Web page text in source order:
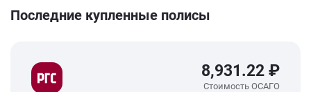
Последние купленные полисы
8,931.22 ₽
Стоимость ОСАГО